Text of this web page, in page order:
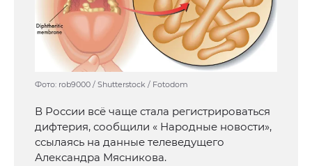
Фото: rob9000 / Shutterstock / Fotodom
В России всё чаще стала регистрироваться
дифтерия, сообщили « Народные новости»,
ссылаясь на данные телеведущего
Александра Мясникова.